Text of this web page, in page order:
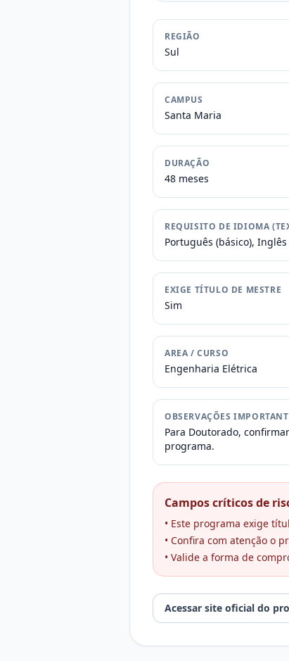
REGIÃO
Sul
CAMPUS
Santa Maria
DURAÇÃO
48 meses
REQUISITO DE IDIOMA
Português (básico),
EXIGE TÍTULO DE MESTRE
Sim
AREA / CURSO
Engenharia Elétrica
OBSERVAÇÕES
Para Doutorado,
programa.
Campos críticos de
• Este programa exige
• Confira com atenção o
• Valide a forma de
Acessar site oficial do